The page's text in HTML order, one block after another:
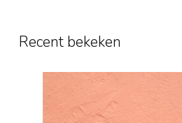
Recent bekeken